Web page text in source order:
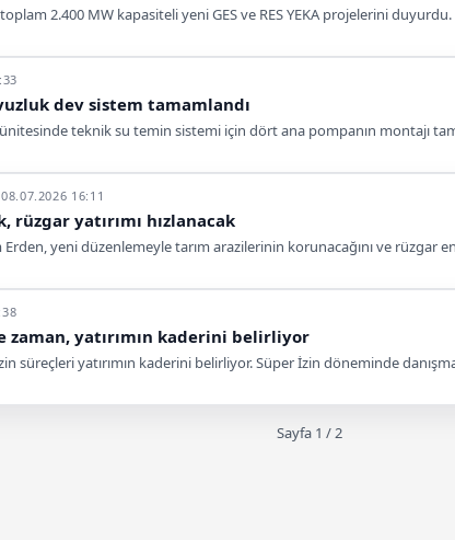
2.400 MW kapasiteli yeni GES ve RES YEKA projelerini
dev sistem tamamlandı
teknik su temin sistemi için dört ana pompanın montajı
08.07.2026 16:11
rüzgar yatırımı hızlanacak
Erden, yeni düzenlemeyle tarım arazilerinin korunacağını ve rüzgar
zaman, yatırımın kaderini belirliyor
süreçleri yatırımın kaderini belirliyor. Süper İzin döneminde
Sayfa 1 / 2